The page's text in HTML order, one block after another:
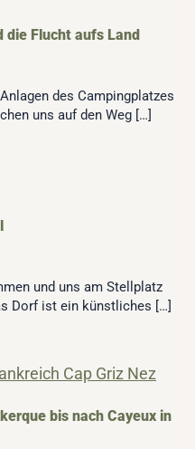
die Flucht aufs Land
des Campingplatzes
uns auf den Weg […]
und uns am Stellplatz
Dorf ist ein künstliches […]
bis nach Cayeux in